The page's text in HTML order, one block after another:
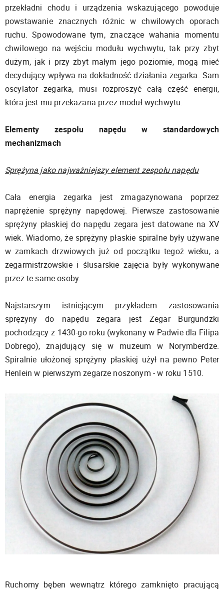
przekładni chodu i urządzenia wskazującego powoduje
powstawanie znacznych różnic w chwilowych oporach
ruchu. Spowodowane tym, znaczące wahania momentu
chwilowego na wejściu modułu wychwytu, tak przy zbyt
dużym, jak i przy zbyt małym jego poziomie, mogą mieć
decydujący wpływa na dokładność działania zegarka. Sam
oscylator zegarka, musi rozproszyć całą część energii,
która jest mu przekazana przez moduł wychwytu.
Elementy zespołu napędu w standardowych
mechanizmach
Sprężyna jako najważniejszy element zespołu napędu
Cała energia zegarka jest zmagazynowana poprzez
naprężenie sprężyny napędowej. Pierwsze zastosowanie
sprężyny płaskiej do napędu zegara jest datowane na XV
wiek. Wiadomo, że sprężyny płaskie spiralne były używane
w zamkach drzwiowych już od początku tegoż wieku, a
zegarmistrzowskie i ślusarskie zajęcia były wykonywane
przez te same osoby.
Najstarszym istniejącym przykładem zastosowania
sprężyny do napędu zegara jest Zegar Burgundzki
pochodzący z 1430-go roku (wykonany w Padwie dla Filipa
Dobrego), znajdujący się w muzeum w Norymberdze.
Spiralnie ułożonej sprężyny płaskiej użył na pewno Peter
Henlein w pierwszym zegarze noszonym - w roku 1510.
Ruchomy bęben wewnątrz którego zamknięto pracującą